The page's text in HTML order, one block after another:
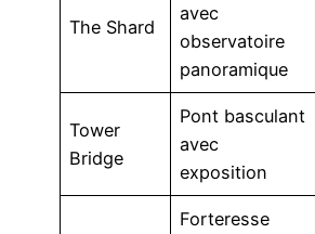
The Shard
avec
observatoire
panoramique
Tower
Bridge
Pont basculant
avec
exposition
Forteresse